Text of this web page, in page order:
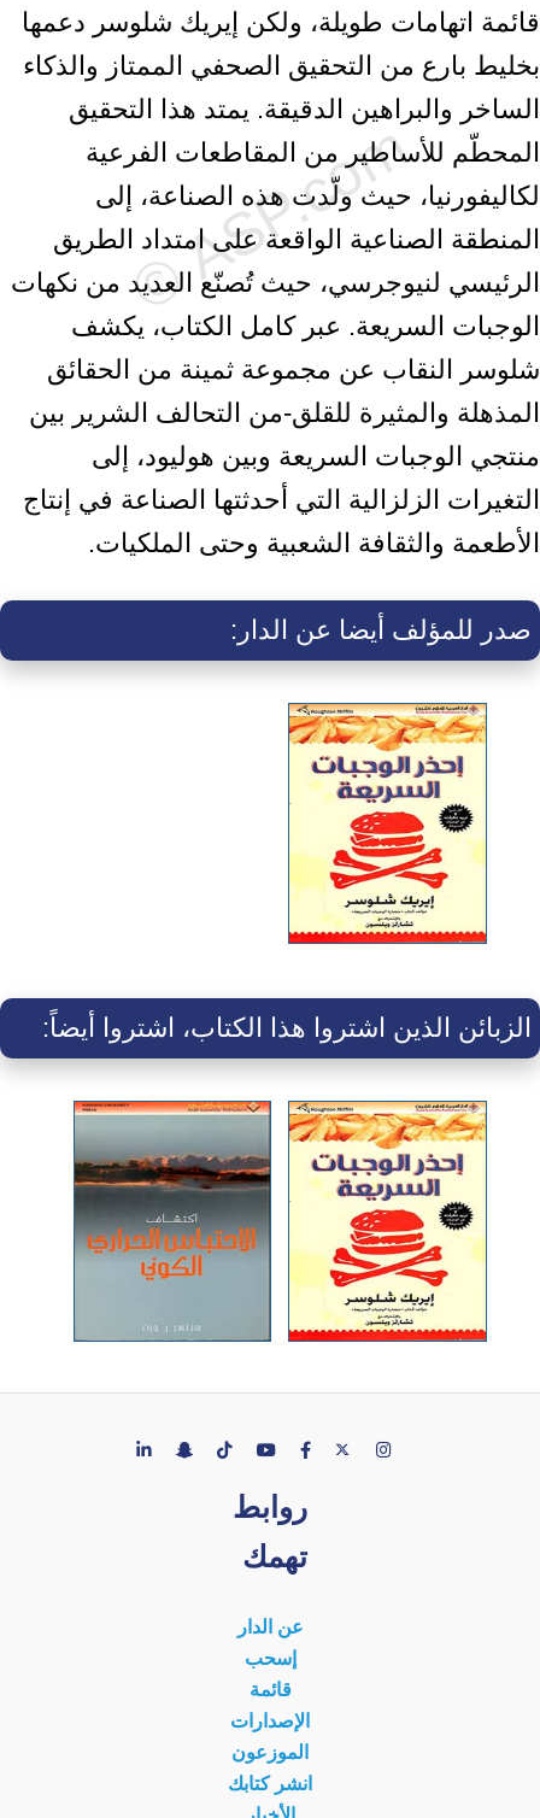
قائمة اتهامات طويلة، ولكن إيريك شلوسر دعمها
بخليط بارع من التحقيق الصحفي الممتاز والذكاء
الساخر والبراهين الدقيقة. يمتد هذا التحقيق
المحطّم للأساطير من المقاطعات الفرعية
لكاليفورنيا، حيث ولّدت هذه الصناعة، إلى
المنطقة الصناعية الواقعة على امتداد الطريق
الرئيسي لنيوجرسي، حيث تُصنّع العديد من نكهات
الوجبات السريعة. عبر كامل الكتاب، يكشف
شلوسر النقاب عن مجموعة ثمينة من الحقائق
المذهلة والمثيرة للقلق-من التحالف الشرير بين
منتجي الوجبات السريعة وبين هوليود، إلى
التغيرات الزلزالية التي أحدثتها الصناعة في إنتاج
الأطعمة والثقافة الشعبية وحتى الملكيات.
صدر للمؤلف أيضا عن الدار:
الزبائن الذين اشتروا هذا الكتاب، اشتروا أيضاً:
روابط
تهمك
عن الدار
إسحب
قائمة
الإصدارات
الموزعون
انشر كتابك